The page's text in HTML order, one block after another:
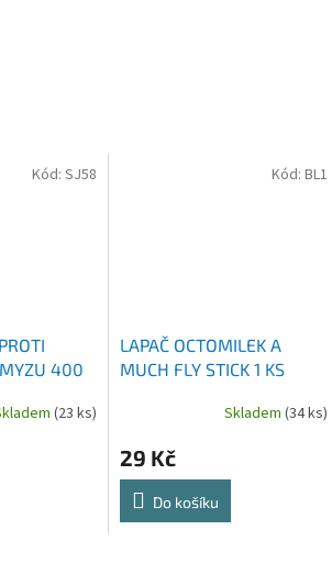
400
(23 ks)
Kód: SJ58
LAPAČ OCTOMILEK A
MUCH FLY STICK 1 KS
Skladem(34 ks)
29 Kč
Do košíku
Kód:BL1